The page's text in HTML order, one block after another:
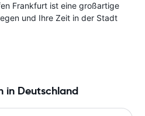
Frankfurt ist eine großartige
und Ihre Zeit in der Stadt
in Deutschland